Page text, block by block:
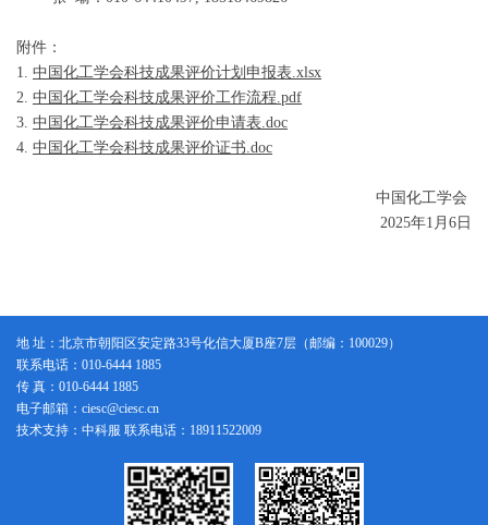
附件：
1. 中国化工学会科技成果评价计划申报表.xlsx
2. 中国化工学会科技成果评价工作流程.pdf
3. 中国化工学会科技成果评价申请表.doc
4. 中国化工学会科技成果评价证书.doc
中国化工学会
2025年1月6日
地 址：北京市朝阳区安定路33号化信大厦B座7层（邮编：100029）
联系电话：010-6444 1885
传 真：010-6444 1885
电子邮箱：ciesc@ciesc.cn
技术支持：中科服 联系电话：18911522009